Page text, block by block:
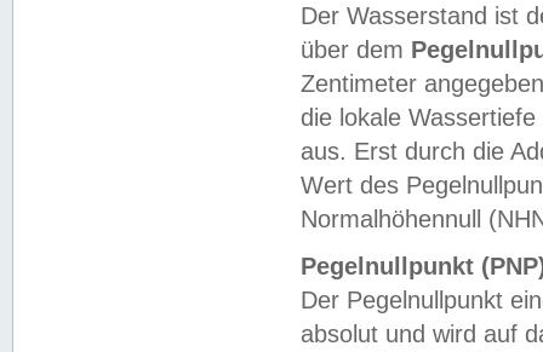
Der Wasserstand ist
über dem
Zentimeter
die lokale
aus. Erst durch die
Wert des
Normalhöhennull
Pegelnullpunkt
Der Pegelnullpunkt
absolut und wird auf